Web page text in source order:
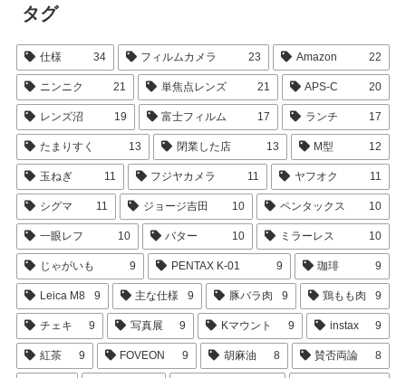
タグ
仕様 34 フィルムカメラ 23 Amazon 22
ニンニク 21 単焦点レンズ 21 APS-C 20
レンズ沼 19 富士フィルム 17 ランチ 17
たまりすく 13 閉業した店 13 M型 12
玉ねぎ 11 フジヤカメラ 11 ヤフオク 11
シグマ 11 ジョージ吉田 10 ペンタックス 10
一眼レフ 10 バター 10 ミラーレス 10
じゃがいも 9 PENTAX K-01 9 珈琲 9
Leica M8 9 主な仕様 9 豚バラ肉 9 鶏もも肉 9
チェキ 9 写真展 9 Kマウント 9 instax 9
紅茶 9 FOVEON 9 胡麻油 8 賛否両論 8